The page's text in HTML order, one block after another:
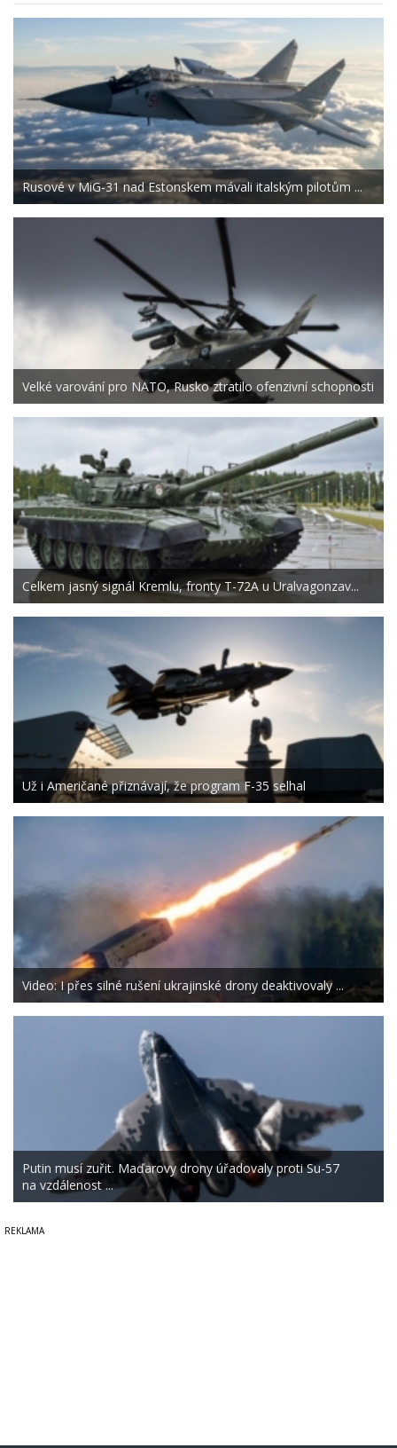
Rusové v MiG-31 nad Estonskem mávali italským pilotům ...
Velké varování pro NATO, Rusko ztratilo ofenzivní schopnosti
Celkem jasný signál Kremlu, fronty T-72A u Uralvagonzav...
Už i Američané přiznávají, že program F-35 selhal
Video: I přes silné rušení ukrajinské drony deaktivovaly ...
Putin musí zuřit. Maďarovy drony úřadovaly proti Su-57
na vzdálenost ...